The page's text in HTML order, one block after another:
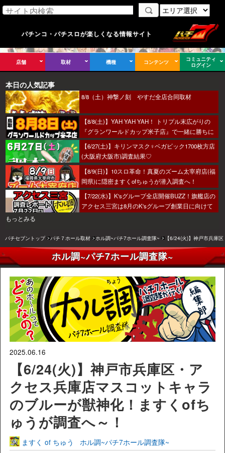
パチンコ・パチスロが楽しくなる情報サイト
店舗 取材 機種 コンテンツ
コミュニティ
ログイン
本日の人気記事
8/8（土）神撃ノ刻 やすだ全店合同取材
【8/8(土)】YAH YAH YAH！ トリプル末広がりの
『グランワールドカップ米子店』で一緒に勝ちに
行こうか～！
【6/27(土)】キリンマスク♀ベガビック1700枚方店
(大阪府大阪市)調査結果♡
【8/9(日)】10スロ革命！真夏のズーム太宰府店(福
岡県)に隠密ますくofちゅうが潜入調査へ！
【7/22(水)】K'sグループ全店開催BUZZ！旗艦店の
アクセス三宮は8月のK'sグループ創業日に向けて
もっとみる
パチセブントップ パチ７ホール取材 ホル調~パチ7ホール調査隊~ 【6/24(火)】神戸市兵庫
ホル調~パチ7ホール調査隊~
2025.06.16
【6/24(火)】神戸市兵庫区・ア
クセス兵庫店マスコットキャラ
のブルーが獣神化！ますくofち
ゅうが調査へ～！
ますく of ちゅう ホル調~パチ7ホール調査隊~